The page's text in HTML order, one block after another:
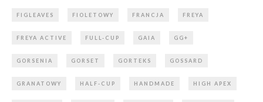
FIGLEAVES FIOLETOWY FRANCJA FREYA
FREYA ACTIVE FULL-CUP GAIA GG+
GORSENIA GORSET GORTEKS GOSSARD
GRANATOWY HALF-CUP HANDMADE HIGH APEX